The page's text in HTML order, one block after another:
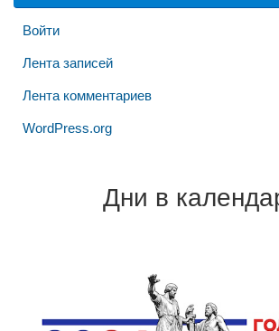
Войти
Лента записей
Лента комментариев
WordPress.org
Дни в